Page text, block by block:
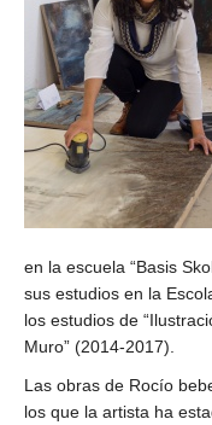
en la escuela “Basis
sus estudios en la
los estudios de
Muro” (2014-2017).
Las obras de Rocío
los que la artista ha